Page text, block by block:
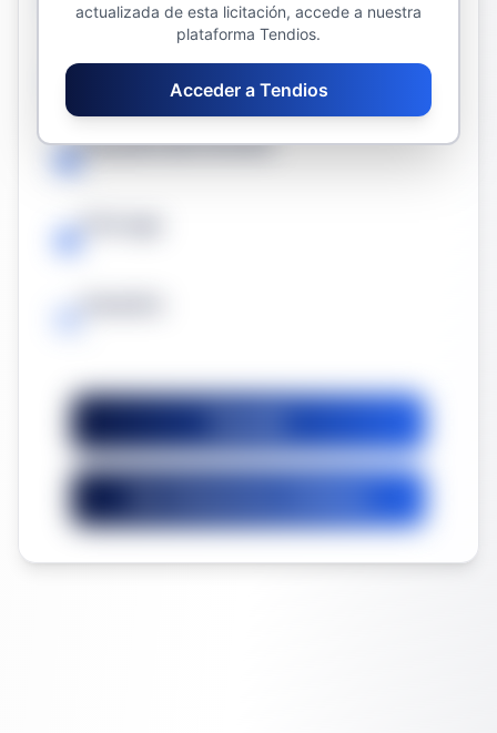
1850,00 €
Fecha límite
Duración del contrato
-
actualizada de esta licitación, accede a nuestra
plataforma Tendios.
Acceder a Tendios